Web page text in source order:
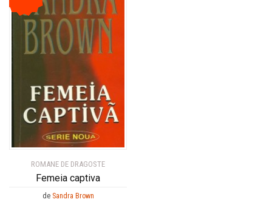
ROMANE DE DRAGOSTE
Femeia captiva
de Sandra Brown